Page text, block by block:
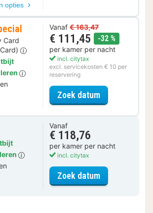
opties
Card
Vanaf € 163,47
€ 111,45 -32 %
per kamer per nacht
incl. citytax
excl. servicekosten € 10 per
reservering
Zoek datumvoor City
Vanaf
€ 118,76
per kamer per nacht
incl. citytax
Zoek datumvoor